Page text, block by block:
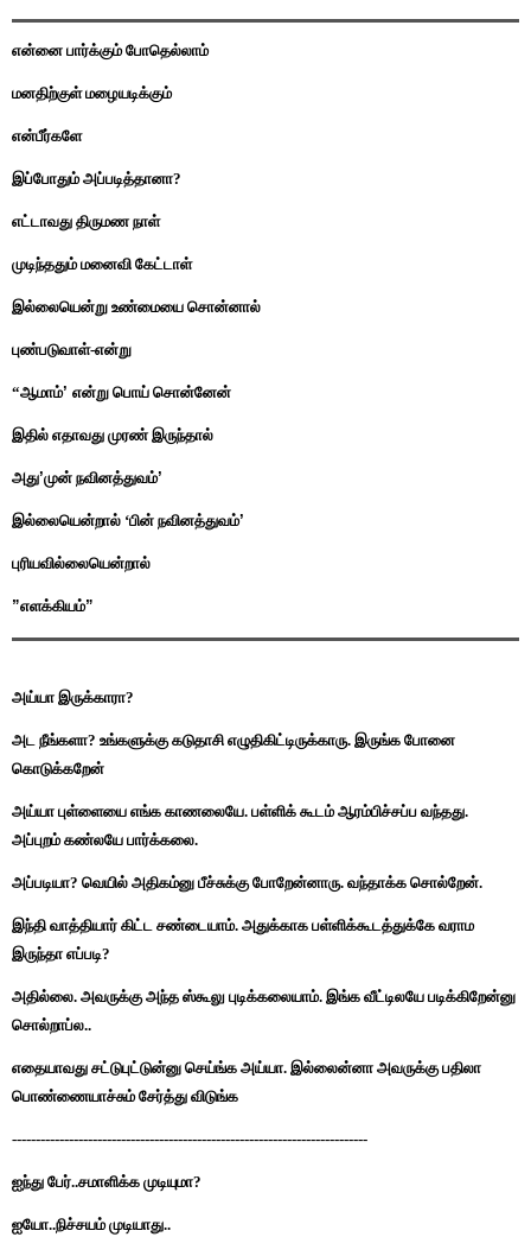
என்னை பார்க்கும் போதெல்லாம்
மனதிற்குள் மழையடிக்கும்
என்பீர்களே
இப்போதும் அப்படித்தானா?
எட்டாவது திருமண நாள்
முடிந்ததும் மனைவி கேட்டாள்
இல்லையென்று உண்மையை சொன்னால்
புண்படுவாள்-என்று
“ஆமாம்’ என்று பொய் சொன்னேன்
இதில் எதாவது முரண் இருந்தால்
அது’முன் நவினத்துவம்’
இல்லையென்றால் ‘பின் நவினத்துவம்’
புரியவில்லையென்றால்
”எளக்கியம்”
அய்யா இருக்காரா?
அட நீங்களா? உங்களுக்கு கடுதாசி எழுதிகிட்டிருக்காரு. இருங்க போனை
கொடுக்கறேன்
அய்யா புள்ளையை எங்க காணலையே. பள்ளிக் கூடம் ஆரம்பிச்சப்ப வந்தது.
அப்புறம் கண்லயே பார்க்கலை.
அப்படியா? வெயில் அதிகம்னு பீச்சுக்கு போறேன்னாரு. வந்தாக்க சொல்றேன்.
இந்தி வாத்தியார் கிட்ட சண்டையாம். அதுக்காக பள்ளிக்கூடத்துக்கே வராம
இருந்தா எப்படி?
அதில்லை. அவருக்கு அந்த ஸ்கூலு புடிக்கலையாம். இங்க வீட்டிலயே படிக்கிறேன்னு
சொல்றாப்ல..
எதையாவது சட்டுபுட்டுன்னு செய்ங்க அய்யா. இல்லைன்னா அவருக்கு பதிலா
பொண்ணையாச்சும் சேர்த்து விடுங்க
---------------------------------------------------------------------------
ஐந்து பேர்..சமாளிக்க முடியுமா?
ஐயோ..நிச்சயம் முடியாது..